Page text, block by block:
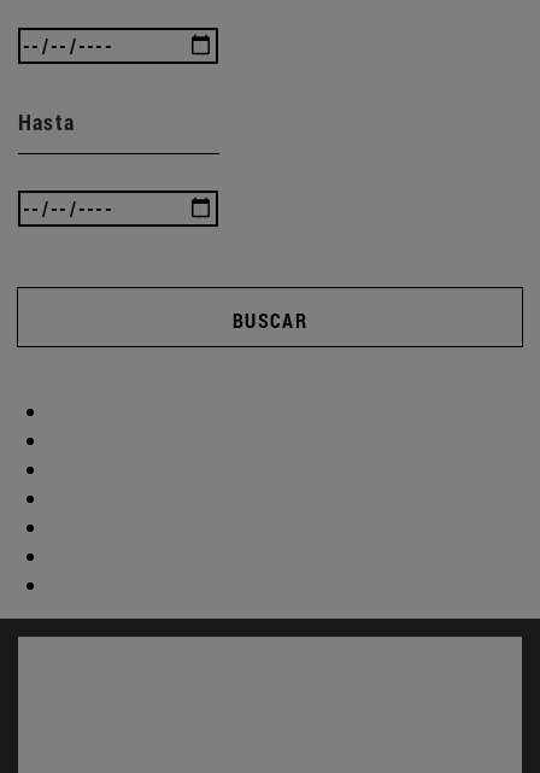
Hasta
BUSCAR